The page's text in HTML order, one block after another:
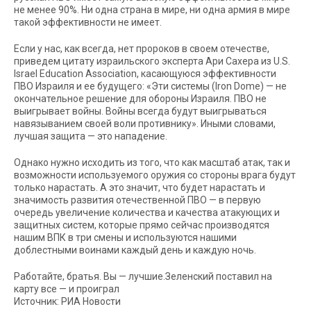
не менее 90%. Ни одна страна в мире, ни одна армия в мире
такой эффективности не имеет.
Если у нас, как всегда, нет пророков в своем отечестве,
приведем цитату израильского эксперта Ари Сахера из U.S.
Israel Education Association, касающуюся эффективности
ПВО Израиля и ее будущего: «Эти системы (Iron Dome) — не
окончательное решение для обороны Израиля. ПВО не
выигрывает войны. Войны всегда будут выигрываться
навязыванием своей воли противнику». Иными словами,
лучшая защита — это нападение.
Однако нужно исходить из того, что как масштаб атак, так и
возможности используемого оружия со стороны врага будут
только нарастать. А это значит, что будет нарастать и
значимость развития отечественной ПВО — в первую
очередь увеличение количества и качества атакующих и
защитных систем, которые прямо сейчас производятся
нашим ВПК в три смены и используются нашими
доблестными воинами каждый день и каждую ночь.
Работайте, братья. Вы — лучшие.Зеленский поставил на
карту все — и проиграл
Источник: РИА Новости